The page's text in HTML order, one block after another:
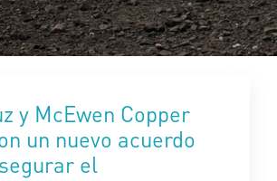
y McEwen Copper
un nuevo acuerdo
el